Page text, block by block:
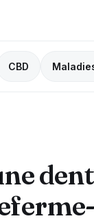
CBD
dent